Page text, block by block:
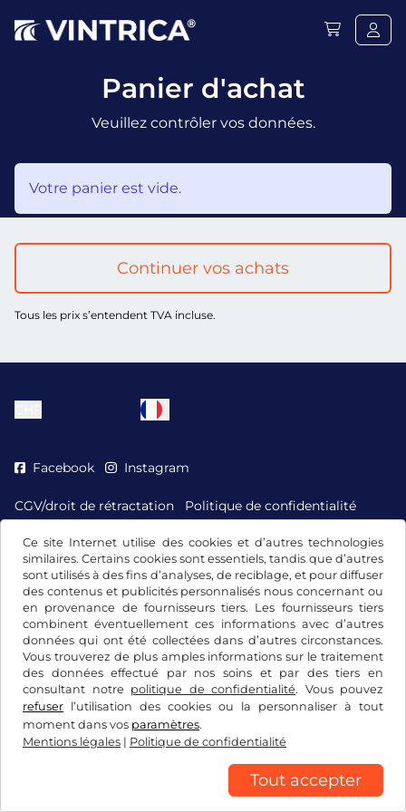
Ce site Internet utilise des cookies et d’autres technologies
similaires. Certains cookies sont essentiels, tandis que d’autres
sont utilisés à des fins d’analyses, de reciblage, et pour diffuser
des contenus et publicités personnalisés nous concernant ou
en provenance de fournisseurs tiers. Les fournisseurs tiers
combinent éventuellement ces informations avec d’autres
données qui ont été collectées dans d’autres circonstances.
Vous trouverez de plus amples informations sur le traitement
des données effectué par nos soins et par des tiers en
consultant notre politique de confidentialité. Vous pouvez
refuser l’utilisation des cookies ou la personnaliser à tout
moment dans vos paramètres.
Mentions légales | Politique de confidentialité
Tout accepter
Panier d'achat
Veuillez contrôler vos données.
Votre panier est vide.
Continuer vos achats
Tous les prix s’entendent TVA incluse.
Facebook Instagram
CGV/droit de rétractation
Politique de confidentialité